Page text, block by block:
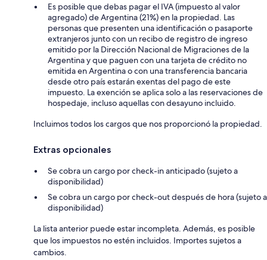
Es posible que debas pagar el IVA (impuesto al valor
agregado) de Argentina (21%) en la propiedad. Las
personas que presenten una identificación o pasaporte
extranjeros junto con un recibo de registro de ingreso
emitido por la Dirección Nacional de Migraciones de la
Argentina y que paguen con una tarjeta de crédito no
emitida en Argentina o con una transferencia bancaria
desde otro país estarán exentas del pago de este
impuesto. La exención se aplica solo a las reservaciones de
hospedaje, incluso aquellas con desayuno incluido.
Incluimos todos los cargos que nos proporcionó la propiedad.
Extras opcionales
Se cobra un cargo por check-in anticipado (sujeto a
disponibilidad)
Se cobra un cargo por check-out después de hora (sujeto a
disponibilidad)
La lista anterior puede estar incompleta. Además, es posible
que los impuestos no estén incluidos. Importes sujetos a
cambios.